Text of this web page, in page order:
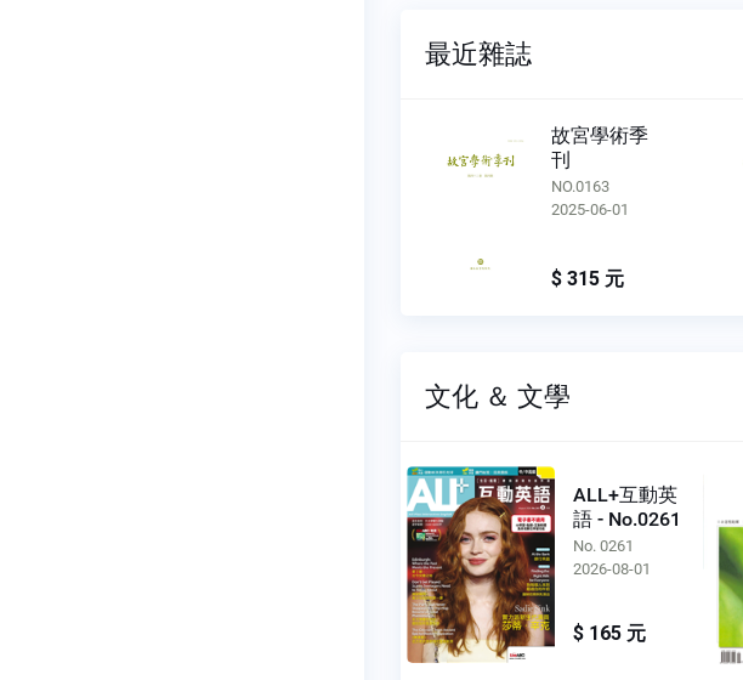
最近雜誌
故宮學術季
刊
NO.0163
2025-06-01
$ 315 元
文化 ＆ 文學
ALL+互動英
語 - No.0261
No. 0261
2026-08-01
$ 165 元